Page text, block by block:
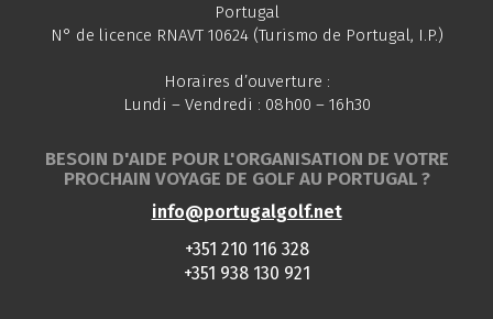
Portugal
N° de licence RNAVT 10624 (Turismo de Portugal, I.P.)
Horaires d’ouverture :
Lundi – Vendredi : 08h00 – 16h30
BESOIN D'AIDE POUR L'ORGANISATION DE VOTRE
PROCHAIN VOYAGE DE GOLF AU PORTUGAL ?
info@portugalgolf.net
+351 210 116 328
+351 938 130 921